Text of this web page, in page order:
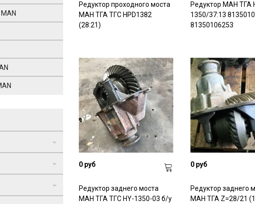
Редуктор проходного моста
МАН ТГА ТГС НРD1382
(28:21)
Редуктор МАН ТГА
1350/37:13
81350106253
0 руб
Редуктор заднего моста
МАН ТГА ТГС HY-1350-03 б/у
0 руб
Редуктор заднего
МАН ТГА Z=28/21